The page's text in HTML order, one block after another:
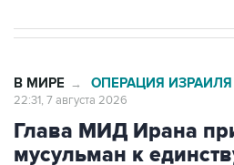
В МИРЕ → ОПЕРАЦИЯ
22:31, 7 августа 2026
Глава МИД Ирана
мусульман к